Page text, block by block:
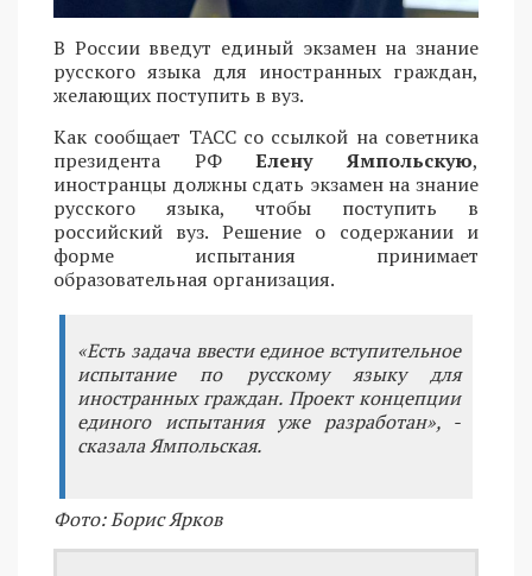
В России введут единый экзамен на знание
русского языка для иностранных граждан,
желающих поступить в вуз.
Как сообщает ТАСС со ссылкой на советника
президента РФЕлену Ямпольскую,
иностранцы должны сдать экзамен на знание
русского языка, чтобы поступить в
российский вуз. Решение о содержании и
форме испытания принимает
образовательная организация.
«Есть задача ввести единое вступительное
испытание по русскому языку для
иностранных граждан. Проект концепции
единого испытания уже разработан», -
сказала Ямпольская.
Фото: Борис Ярков